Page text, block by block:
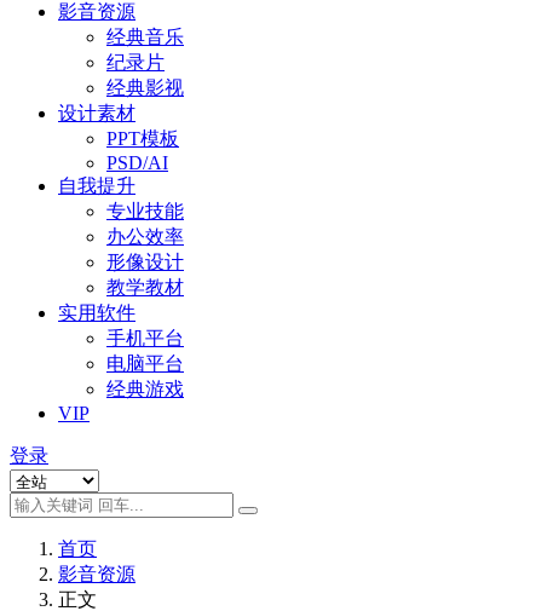
影音资源
经典音乐
纪录片
经典影视
设计素材
PPT模板
PSD/AI
自我提升
专业技能
办公效率
形像设计
教学教材
实用软件
手机平台
电脑平台
经典游戏
VIP
登录
首页
影音资源
正文